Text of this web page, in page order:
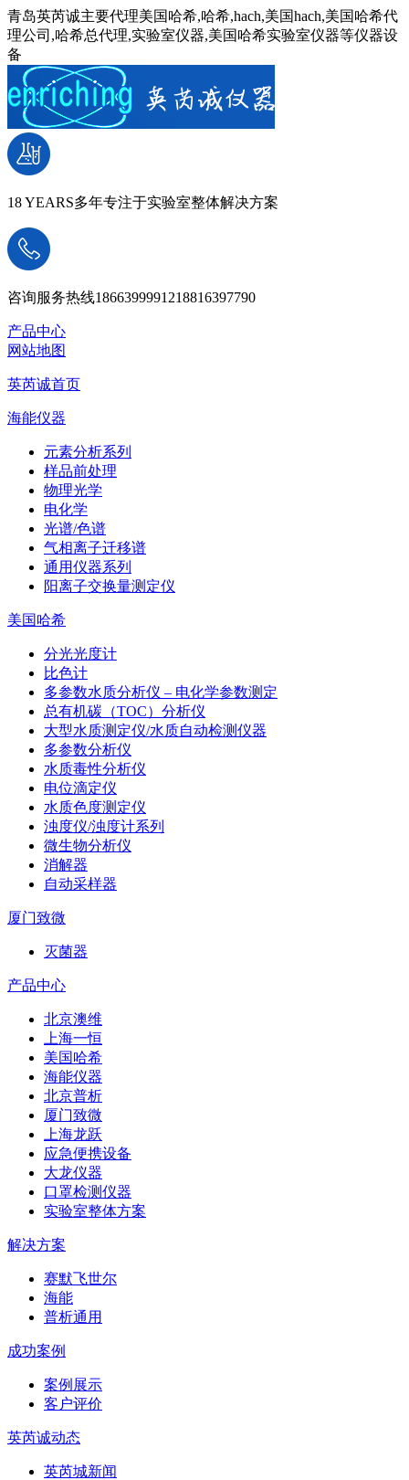
青岛英芮诚主要代理美国哈希,哈希,hach,美国hach,美国哈希代
理公司,哈希总代理,实验室仪器,美国哈希实验室仪器等仪器设
备
18 YEARS多年专注于实验室整体解决方案
咨询服务热线1866399991218816397790
产品中心
网站地图
英芮诚首页
海能仪器
元素分析系列
样品前处理
物理光学
电化学
光谱/色谱
气相离子迁移谱
通用仪器系列
阳离子交换量测定仪
美国哈希
分光光度计
比色计
多参数水质分析仪 – 电化学参数测定
总有机碳（TOC）分析仪
大型水质测定仪/水质自动检测仪器
多参数分析仪
水质毒性分析仪
电位滴定仪
水质色度测定仪
浊度仪/浊度计系列
微生物分析仪
消解器
自动采样器
厦门致微
灭菌器
产品中心
北京澳维
上海一恒
美国哈希
海能仪器
北京普析
厦门致微
上海龙跃
应急便携设备
大龙仪器
口罩检测仪器
实验室整体方案
解决方案
赛默飞世尔
海能
普析通用
成功案例
案例展示
客户评价
英芮诚动态
英芮城新闻